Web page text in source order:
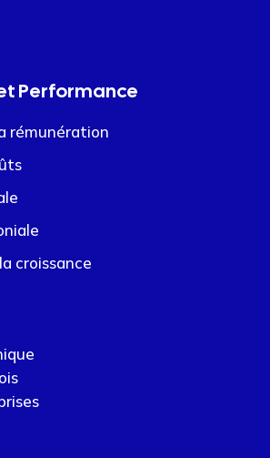
Performance
rémunération
croissance